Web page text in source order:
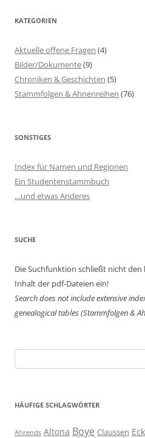
KATEGORIEN
Aktuelle offene Fragen (4)
Bilder/Dokumente(9)
Chroniken & Geschichten (5)
Stammfolgen & Ahnenreihen (76)
SONSTIGES
Index für Namen und Regionen
Ein Studentenstammbuch
…und etwas Anderes
SUCHE
Die Suchfunktion schließt nicht
Inhalt der pdf-Dateien ein!
Search does not include extensive
genealogical tables (Stammfolgen &
nach:
HÄUFIGE SCHLAGWÖRTER
Ahrends Altona Boye Claussen